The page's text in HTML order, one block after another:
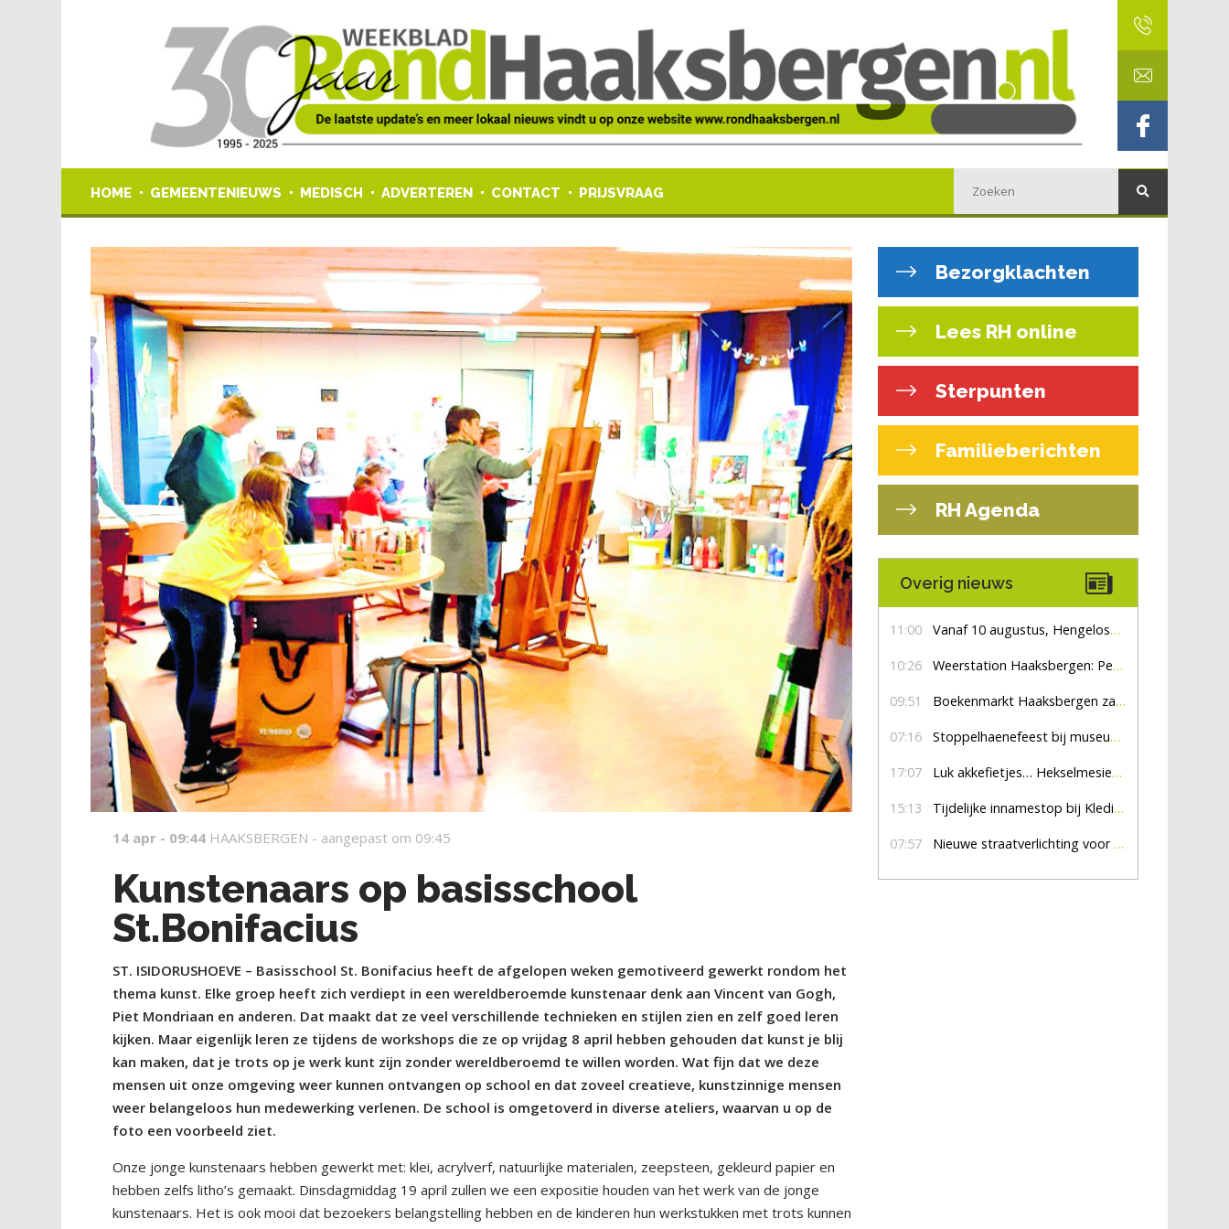
HOME GEMEENTENIEUWS MEDISCH ADVERTEREN CONTACT PRIJSVRAAG
14 apr - 09:44 HAAKSBERGEN - aangepast om 09:45
Kunstenaars op basisschool
St.Bonifacius
ST. ISIDORUSHOEVE – Basisschool St. Bonifacius heeft de afgelopen weken gemotiveerd gewerkt rondom het
thema kunst. Elke groep heeft zich verdiept in een wereldberoemde kunstenaar denk aan Vincent van Gogh,
Piet Mondriaan en anderen. Dat maakt dat ze veel verschillende technieken en stijlen zien en zelf goed leren
kijken. Maar eigenlijk leren ze tijdens de workshops die ze op vrijdag 8 april hebben gehouden dat kunst je blij
kan maken, dat je trots op je werk kunt zijn zonder wereldberoemd te willen worden. Wat fijn dat we deze
mensen uit onze omgeving weer kunnen ontvangen op school en dat zoveel creatieve, kunstzinnige mensen
weer belangeloos hun medewerking verlenen. De school is omgetoverd in diverse ateliers, waarvan u op de
foto een voorbeeld ziet.
Onze jonge kunstenaars hebben gewerkt met: klei, acrylverf, natuurlijke materialen, zeepsteen, gekleurd papier en
hebben zelfs litho’s gemaakt. Dinsdagmiddag 19 april zullen we een expositie houden van het werk van de jonge
kunstenaars. Het is ook mooi dat bezoekers belangstelling hebben en de kinderen hun werkstukken met trots kunnen
Bezorgklachten
Lees RH online
Sterpunten
Familieberichten
RH Agenda
Overig nieuws
11:00 Vanaf 10 augustus, Hengelosestraat drie weken dicht voor doorgaand verkeer
10:26 Weerstation Haaksbergen: Perioden met zon en droog
09:51 Boekenmarkt Haaksbergen zaterdag 8 augustus, marktplein Haaksbergen
07:16 Stoppelhaenefeest bij museum De Lebbenbrugge
17:07 Luk akkefietjes… HekselmesienHarry
15:13 Tijdelijke innamestop bij Kledingbank Stefania
07:57 Nieuwe straatverlichting voor De Veldmaat en De Pas